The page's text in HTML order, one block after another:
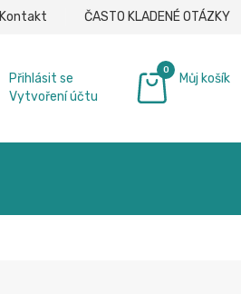
Kontakt ČASTO KLADENÉ OTÁZKY
Přihlásit se
Vytvoření účtu
0
Můj košík